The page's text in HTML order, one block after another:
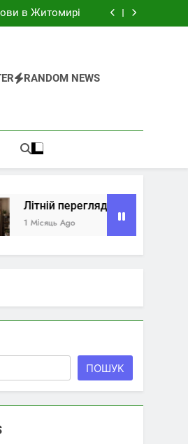
документи
в Житомирі
до продажу
в Житомирі
до продажу
RANDOM NEWS
перегляд квартири: як
Ago
ПОШУК